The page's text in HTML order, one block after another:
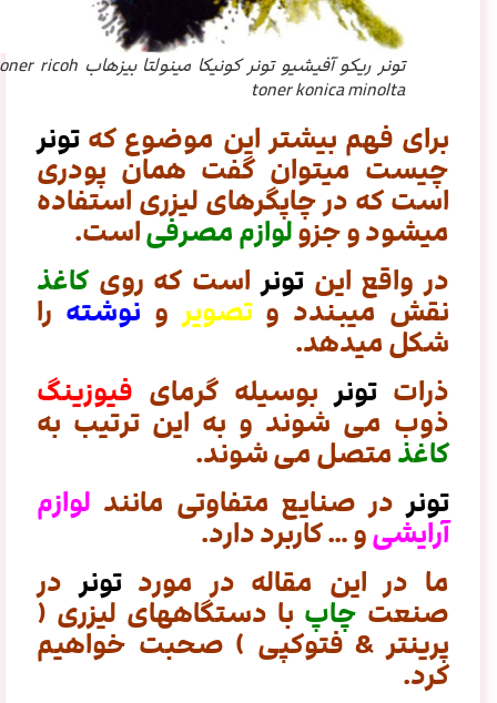
تونر ریکو آفیشیو تونر کونیکا مینولتا بیزهاب toner ricoh
toner konica minolta
برای فهم بیشتر این موضوع کهتونر
چیست میتوان گفتهمان پودری
است که در چاپگرهای لیزری استفاده
میشود و جزولوازم مصرفیاست.
در واقع این تونراست که روی کاغذ
نقش میبندد و تصویر و نوشتهرا
شکل میدهد.
ذرات تونربوسیله گرمای فیوزینگ
ذوب می شوند و به این ترتیب به
کاغذمتصل می شوند.
تونردر صنایع متفاوتی مانند لوازم
آرایشیو … کاربرد دارد.
ما در این مقاله در مورد تونردر
صنعت چاپبا دستگاههای لیزری (
پرینتر & فتوکپی ) صحبت خواهیم
کرد.